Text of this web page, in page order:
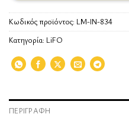
Κωδικός προϊόντος: LM-IN-834
Κατηγορία: LiFO
ΠΕΡΙΓΡΑΦΉ